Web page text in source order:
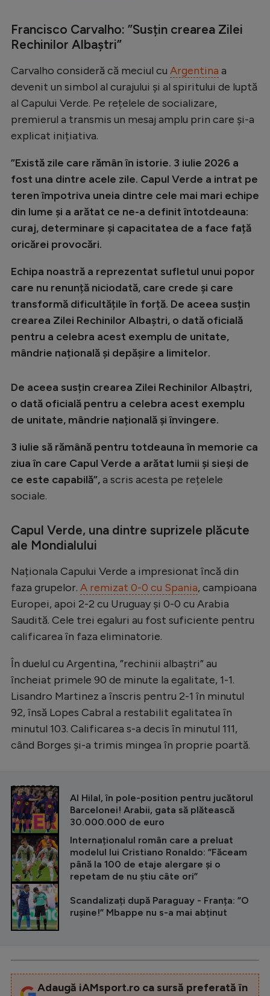
Ciclism
JO 2024
JO 2026
Intră în cont
Creează cont
Francisco Carvalho: ”Susțin crearea Zilei
Rechinilor Albaștri”
Carvalho consideră că meciul cu Argentina a
devenit un simbol al curajului și al spiritului de luptă
al Capului Verde. Pe rețelele de socializare,
premierul a transmis un mesaj amplu prin care și-a
explicat inițiativa.
”Există zile care rămân în istorie. 3 iulie 2026 a
fost una dintre acele zile. Capul Verde a intrat pe
teren împotriva uneia dintre cele mai mari echipe
din lume și a arătat ce ne-a definit întotdeauna:
curaj, determinare și capacitatea de a face față
oricărei provocări.
Echipa noastră a reprezentat sufletul unui popor
care nu renunță niciodată, care crede și care
transformă dificultățile în forță. De aceea susțin
crearea Zilei Rechinilor Albaștri, o dată oficială
pentru a celebra acest exemplu de unitate,
mândrie națională și depășire a limitelor.
De aceea susțin crearea Zilei Rechinilor Albaștri,
o dată oficială pentru a celebra acest exemplu
de unitate, mândrie națională și învingere.
3 iulie să rămână pentru totdeauna în memorie ca
ziua în care Capul Verde a arătat lumii și sieși de
ce este capabilă”,a scris acesta pe rețelele
sociale.
Capul Verde, una dintre suprizele plăcute
ale Mondialului
Naționala Capului Verde a impresionat încă din
faza grupelor. A remizat 0-0 cu Spania, campioana
Europei, apoi 2-2 cu Uruguay și 0-0 cu Arabia
Saudită. Cele trei egaluri au fost suficiente pentru
calificarea în faza eliminatorie.
În duelul cu Argentina, ”rechinii albaștri” au
încheiat primele 90 de minute la egalitate, 1-1.
Lisandro Martinez a înscris pentru 2-1 în minutul
92, însă Lopes Cabral a restabilit egalitatea în
minutul 103. Calificarea s-a decis în minutul 111,
când Borges și-a trimis mingea în proprie poartă.
CITEȘTE ȘI
Al Hilal, în pole-position pentru jucătorul
Barcelonei! Arabii, gata să plătească
30.000.000 de euro
Internaționalul român care a preluat
modelul lui Cristiano Ronaldo: ”Făceam
până la 100 de etaje alergare și o
repetam de nu știu câte ori”
Scandalizați după Paraguay - Franța: ”O
rușine!” Mbappe nu s-a mai abținut
Adaugă iAMsport.ro ca sursă preferată în